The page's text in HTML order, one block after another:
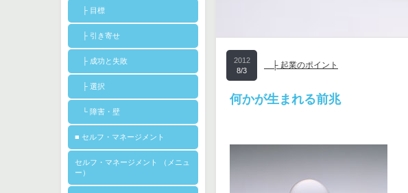
├ 目標
├ 引き寄せ
├ 成功と失敗
├ 選択
└ 障害・壁
■ セルフ・マネージメント
セルフ・マネージメント （メニュ
ー）
2012
8/3
├ 起業のポイント
何かが生まれる前兆